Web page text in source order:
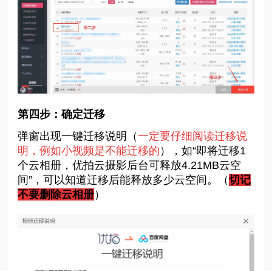
第四步：确定迁移
弹窗出现一键迁移说明（一定要仔细阅读迁移说
明，例如小视频是不能迁移的 ），如“即将迁移1
个云相册，优拍云摄影后台可释放4.21MB云空
间”，可以知道迁移后能释放多少云空间。（切记
不要删除云相册）